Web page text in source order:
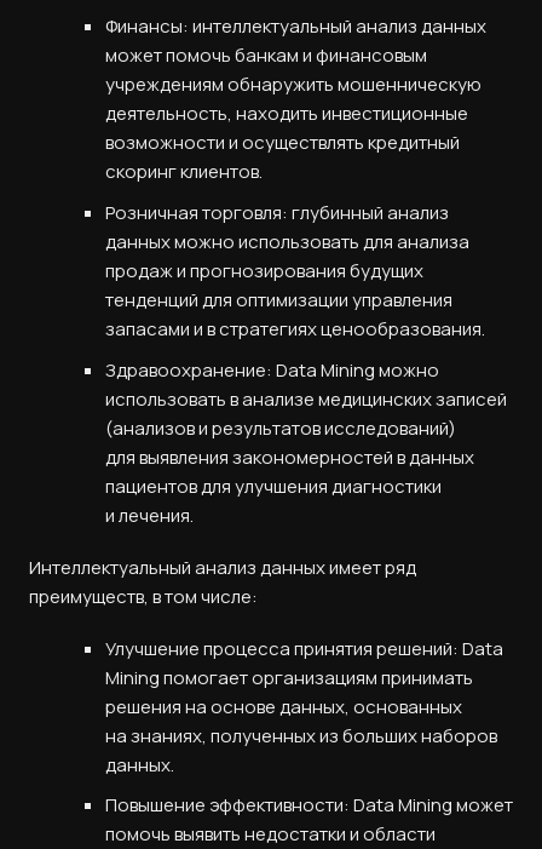
Финансы: интеллектуальный анализ данных
может помочь банкам и финансовым
учреждениям обнаружить мошенническую
деятельность, находить инвестиционные
возможности и осуществлять кредитный
скоринг клиентов.
Розничная торговля: глубинный анализ
данных можно использовать для анализа
продаж и прогнозирования будущих
тенденций для оптимизации управления
запасами и в стратегиях ценообразования.
Здравоохранение: Data Mining можно
использовать в анализе медицинских записей
(анализов и результатов исследований)
для выявления закономерностей в данных
пациентов для улучшения диагностики
и лечения.
Интеллектуальный анализ данных имеет ряд
преимуществ, в том числе:
Улучшение процесса принятия решений: Data
Mining помогает организациям принимать
решения на основе данных, основанных
на знаниях, полученных из больших наборов
данных.
Повышение эффективности: Data Mining может
помочь выявить недостатки и области